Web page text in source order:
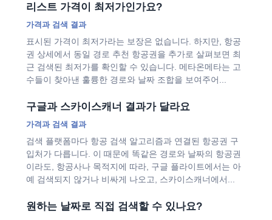
리스트 가격이 최저가인가요?
가격과 검색 결과
표시된 가격이 최저가라는 보장은 없습니다. 하지만, 항공
권 상세에서 동일 경로 추천 항공권을 추가로 살펴보면 최
근 검색된 최저가를 확인할 수 있습니다. 메타온메타는 고
수들이 찾아낸 훌륭한 경로와 날짜 조합을 보여주어...
구글과 스카이스캐너 결과가 달라요
가격과 검색 결과
검색 플랫폼마다 항공 검색 알고리즘과 연결된 항공권 구
입처가 다릅니다. 이 때문에 똑같은 경로와 날짜의 항공권
이라도, 항공사나 목적지에 따라, 구글 플라이트에서는 아
예 검색되지 않거나 비싸게 나오고, 스카이스캐너에서...
원하는 날짜로 직접 검색할 수 있나요?